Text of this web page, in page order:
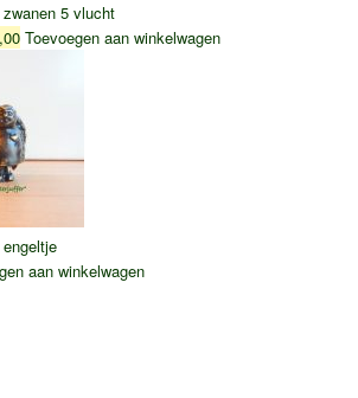
5 vlucht
Huidige
€350,00.
Toevoegen aan winkelwagen
aan winkelwagen